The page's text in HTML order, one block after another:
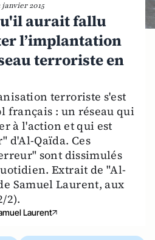
janvier 2015
aurait fallu
l’implantation
terroriste en
terroriste s'est
français : un réseau qui
à l'action et qui est
d'Al-Qaïda. Ces
sont dissimulés
Extrait de "Al-
Samuel Laurent, aux
2).
Laurent